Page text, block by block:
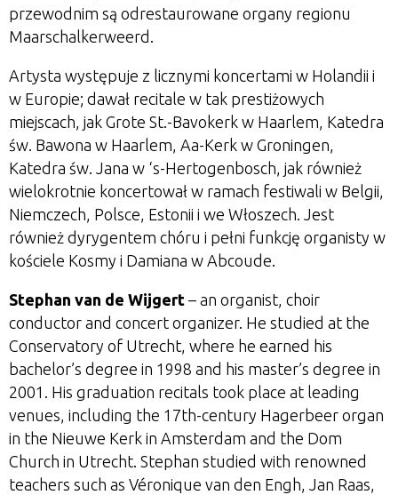
przewodnim są odrestaurowane organy regionu
Maarschalkerweerd.
Artysta występuje z licznymi koncertami w Holandii i
w Europie; dawał recitale w tak prestiżowych
miejscach, jak Grote St.-Bavokerk w Haarlem, Katedra
św. Bawona w Haarlem, Aa-Kerk w Groningen,
Katedra św. Jana w ‘s-Hertogenbosch, jak również
wielokrotnie koncertował w ramach festiwali w Belgii,
Niemczech, Polsce, Estonii i we Włoszech. Jest
również dyrygentem chóru i pełni funkcję organisty w
kościele Kosmy i Damiana w Abcoude.
Stephan van de Wijgert – an organist, choir
conductor and concert organizer. He studied at the
Conservatory of Utrecht, where he earned his
bachelor’s degree in 1998 and his master’s degree in
2001. His graduation recitals took place at leading
venues, including the 17th-century Hagerbeer organ
in the Nieuwe Kerk in Amsterdam and the Dom
Church in Utrecht. Stephan studied with renowned
teachers such as Véronique van den Engh, Jan Raas,